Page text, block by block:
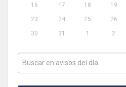
16
17 18 19
23
24 25 26
30
31 1 2